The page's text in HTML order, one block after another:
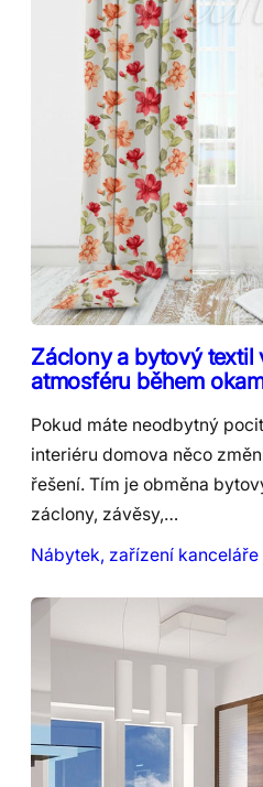
Záclony a bytový textil
atmosféru během
Pokud máte neodbytný
interiéru domova něco
řešení. Tím je obměna
záclony, závěsy,…
Nábytek, zařízení kanceláře